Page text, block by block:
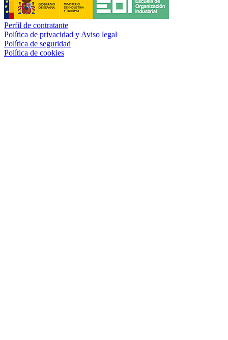
Perfil de contratante
Política de privacidad y Aviso legal
Política de seguridad
Política de cookies